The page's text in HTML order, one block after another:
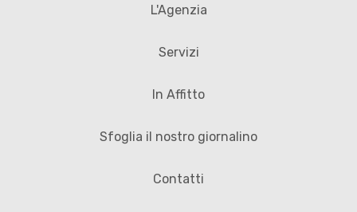
L'Agenzia
Servizi
In Affitto
Sfoglia il nostro giornalino
Contatti